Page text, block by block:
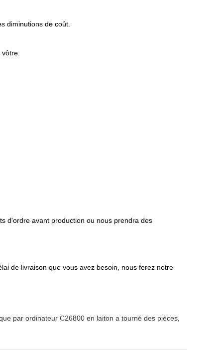
diminutions de coût.
d'ordre avant production ou nous prendra des
de livraison que vous avez besoin, nous ferez notre
par ordinateur C26800 en laiton a tourné des pièces